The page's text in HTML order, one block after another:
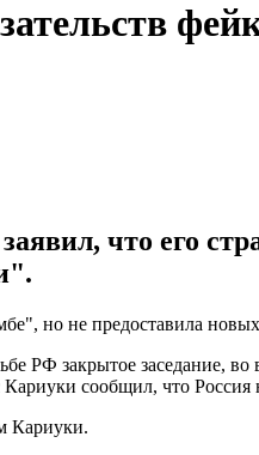
что его
но не предоставила новых
РФ закрытое заседание,
сообщил, что Россия
Кариуки.